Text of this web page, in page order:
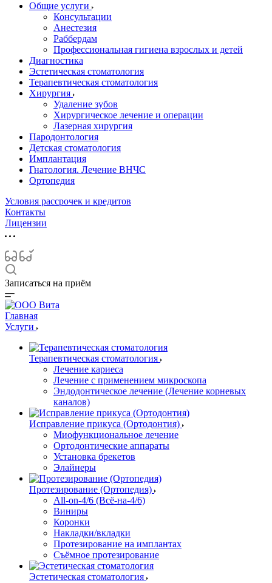
Общие услуги
Консультации
Анестезия
Раббердам
Профессиональная гигиена взрослых и детей
Диагностика
Эстетическая стоматология
Терапевтическая стоматология
Хирургия
Удаление зубов
Хирургическое лечение и операции
Лазерная хирургия
Пародонтология
Детская стоматология
Имплантация
Гнатология. Лечение ВНЧС
Ортопедия
Условия рассрочек и кредитов
Контакты
Лицензии
Записаться на приём
Главная
Услуги
Терапевтическая стоматология
Лечение кариеса
Лечение с применением микроскопа
Эндодонтическое лечение (Лечение корневых
каналов)
Исправление прикуса (Ортодонтия)
Миофункциональное лечение
Ортодонтические аппараты
Установка брекетов
Элайнеры
Протезирование (Ортопедия)
All-on-4/6 (Всё-на-4/6)
Виниры
Коронки
Накладки/вкладки
Протезирование на имплантах
Съёмное протезирование
Эстетическая стоматология